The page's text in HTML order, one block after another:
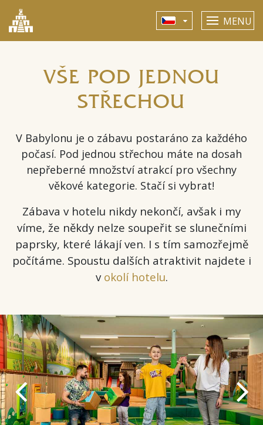
MENU
VŠE POD JEDNOU
STŘECHOU
V Babylonu je o zábavu postaráno za každého
počasí. Pod jednou střechou máte na dosah
nepřeberné množství atrakcí pro všechny
věkové kategorie. Stačí si vybrat!
Zábava v hotelu nikdy nekončí, avšak i my
víme, že někdy nelze soupeřit se slunečními
paprsky, které lákají ven. I s tím samozřejmě
počítáme. Spoustu dalších atraktivit najdete i
v okolí hotelu.